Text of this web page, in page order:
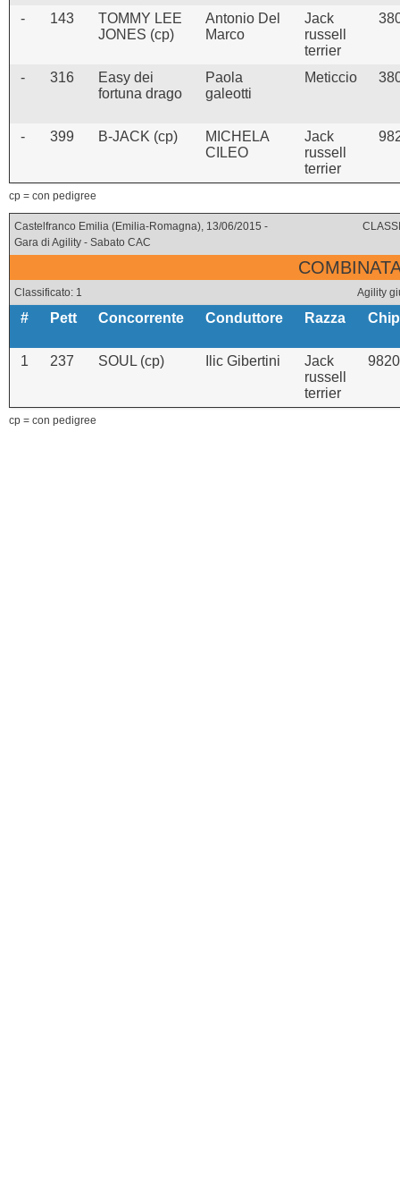
- 143
TOMMY LEE
JONES (cp)
Antonio Del
Marco
Jack
russell
terrier
- 316
Easy dei
fortuna drago
Paola
galeotti
Meticcio
- 399 B-JACK (cp)
MICHELA
CILEO
Jack
russell
terrier
cp = con pedigree
Castelfranco Emilia (Emilia-Romagna), 13/06/2015 -
Gara di Agility - Sabato CAC
Classificato: 1 Agility
# Pett Concorrente Conduttore Razza Chip
1 237 SOUL (cp) Ilic Gibertini
Jack
russell
terrier
cp = con pedigree